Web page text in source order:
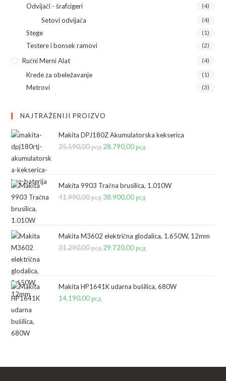
Odvijači - šrafcigeri (4)
Setovi odvijača (4)
Stege (1)
Testere i bonsek ramovi (2)
Ručni Merni Alat (4)
Krede za obeležavanje (1)
Metrovi (3)
NAJTRAŽENIJI PROIZVO
Makita DPJ180Z Akumulatorska kekserica
35.590,00рсд Originalna
bila:
35.590,00 рсд.
28.790,00рсд
28.790,00 рсд.
Makita 9903 Tračna brusilica, 1.010W
41.990,00рсд Originalna
bila:
41.990,00 рсд.
38.900,00рсд
38.900,00 рсд.
Makita M3602 električna glodalica, 1.650W, 12mm
31.290,00рсд Originalna
bila:
29.720,00рсд
29.720,00 рсд.
Makita HP1641K udarna bušilica, 680W
14.190,00рсд